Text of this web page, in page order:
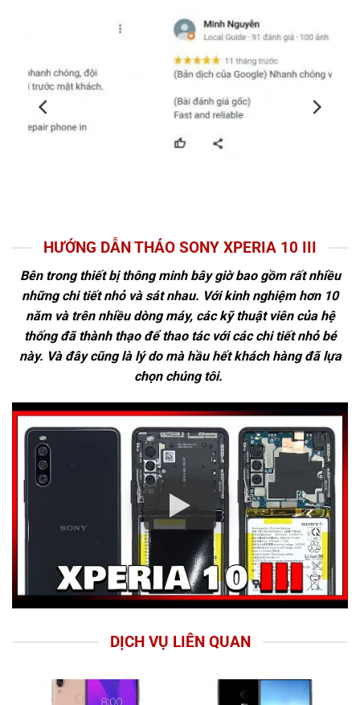
HƯỚNG DẪN THÁO SONY XPERIA 10 III
Bên trong thiết bị thông minh bây giờ bao gồm rất nhiều
những chi tiết nhỏ và sát nhau. Với kinh nghiệm hơn 10
năm và trên nhiều dòng máy, các kỹ thuật viên của hệ
thống đã thành thạo để thao tác với các chi tiết nhỏ bé
này. Và đây cũng là lý do mà hầu hết khách hàng đã lựa
chọn chúng tôi.
DỊCH VỤ LIÊN QUAN